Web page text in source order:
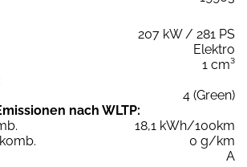
207 kW / 281 PS
Elektro
1 cm³
4 (Green)
nach WLTP:
18,1 kWh/100km
0 g/km
A